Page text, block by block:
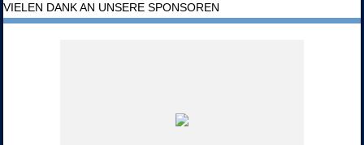
VIELEN DANK AN UNSERE SPONSOREN